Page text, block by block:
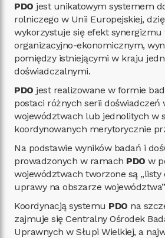
PDO jest unikatowym systemem
rolniczego w Unii Europejskiej,
wykorzystuje się efekt synergizmu
organizacyjno-ekonomicznym,
pomiędzy istniejącymi w kraju
doświadczalnymi.
PDO jest realizowane w formie
postaci różnych serii doświadczeń
województwach lub jednolitych w
koordynowanych merytorycznie
Na podstawie wyników badań i
prowadzonych w ramach PDO w
województwach tworzone są
uprawy na obszarze
Koordynacją systemu PDO na
zajmuje się Centralny Ośrodek
Uprawnych w Słupi Wielkiej, a